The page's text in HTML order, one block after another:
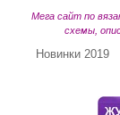
Мега сайт по
схемы,
Новинки 2019